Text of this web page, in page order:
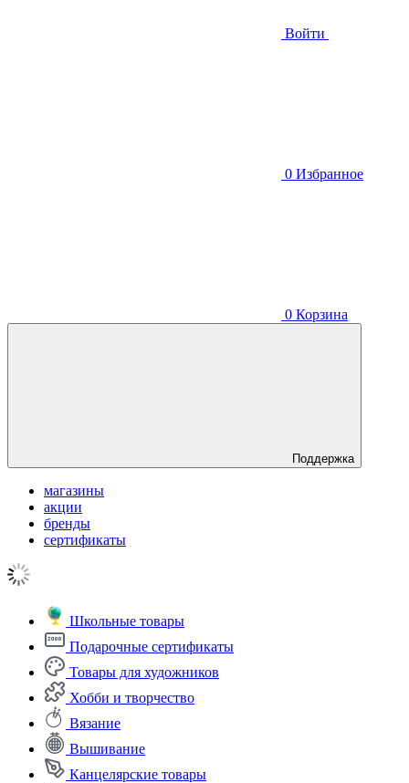
Войти
0 Избранное
0 Корзина
Поддержка
магазины
акции
бренды
сертификаты
Школьные товары
Подарочные сертификаты
Товары для художников
Хобби и творчество
Вязание
Вышивание
Канцелярские товары